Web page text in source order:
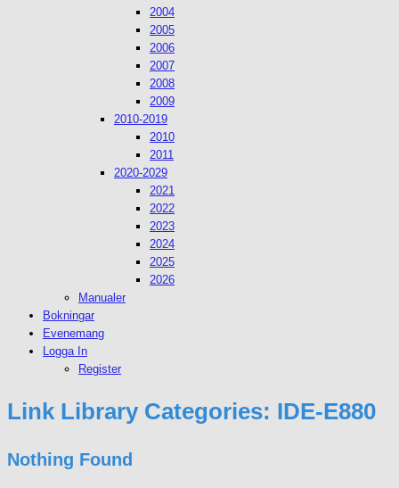
2004
2005
2006
2007
2008
2009
2010-2019
2010
2011
2020-2029
2021
2022
2023
2024
2025
2026
Manualer
Bokningar
Evenemang
Logga In
Register
Link Library Categories: IDE-E880
Nothing Found